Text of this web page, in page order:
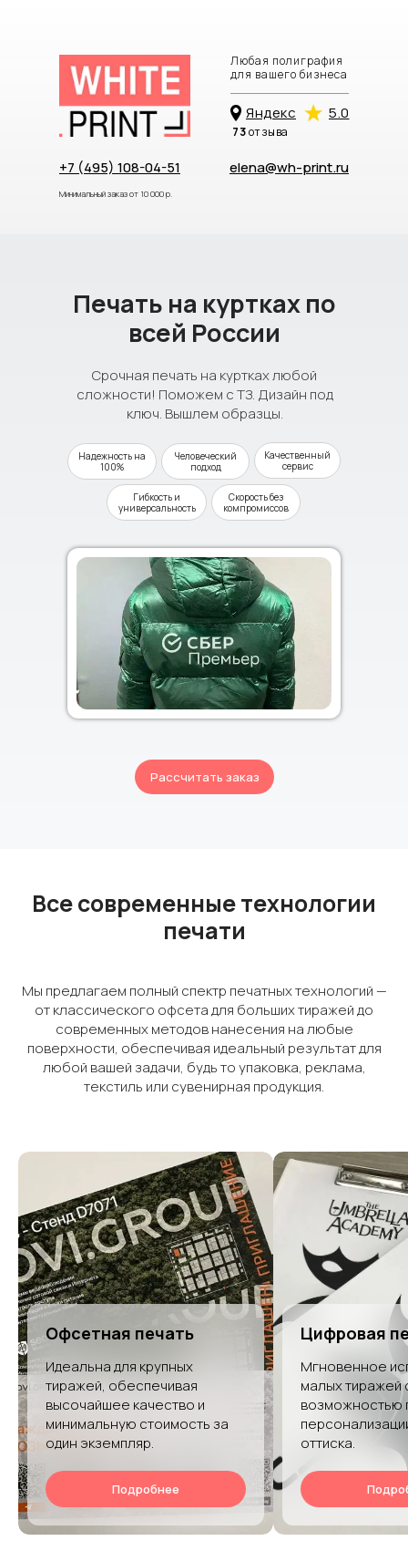
elena@wh-print.ru
+7 (495) 108-04-51
Любая полиграфия
для вашего бизнеса
Яндекc 5.0
73отзыва
Минимальный заказ от 10 000 р.
Печать на куртках по
всей России
Срочная печать на куртках любой
сложности! Поможем с ТЗ. Дизайн под
ключ. Вышлем образцы.
Скорость без
компромиссов
Человеческий
подход
Гибкость и
универсальность
Качественный
сервис
Надежность на
100%
Рассчитать заказ
Все современные технологии
печати
Мы предлагаем полный спектр печатных технологий —
от классического офсета для больших тиражей до
современных методов нанесения на любые
поверхности, обеспечивая идеальный результат для
любой вашей задачи, будь то упаковка, реклама,
текстиль или сувенирная продукция.
Офсетная печать
Идеальна для крупных
тиражей, обеспечивая
высочайшее качество и
минимальную стоимость за
один экземпляр.
Подробнее
Цифровая
Мгновенное
малых тиражей
возможностью
оттиска.